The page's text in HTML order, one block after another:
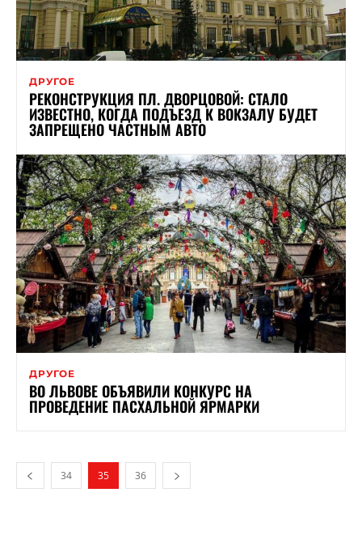
ДРУГОЕ
РЕКОНСТРУКЦИЯ ПЛ. ДВОРЦОВОЙ: СТАЛО
ИЗВЕСТНО, КОГДА ПОДЪЕЗД К ВОКЗАЛУ БУДЕТ
ЗАПРЕЩЕНО ЧАСТНЫМ АВТО
ДРУГОЕ
ВО ЛЬВОВЕ ОБЪЯВИЛИ КОНКУРС НА
ПРОВЕДЕНИЕ ПАСХАЛЬНОЙ ЯРМАРКИ
34 35 36